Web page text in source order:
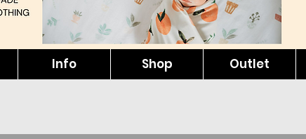
Info Shop Outlet